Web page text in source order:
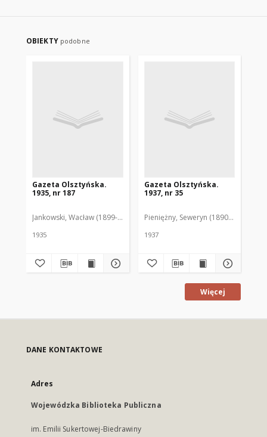
OBIEKTY podobne
Gazeta Olsztyńska.
1935, nr 187
Jankowski, Wacław (1899-1975). Red.
1935
Gazeta Olsztyńska.
1937, nr 35
Pieniężny, Seweryn (1890-1940). Red.
1937
Więcej
DANE KONTAKTOWE
Adres
Wojewódzka Biblioteka Publiczna
im. Emilii Sukertowej-Biedrawiny